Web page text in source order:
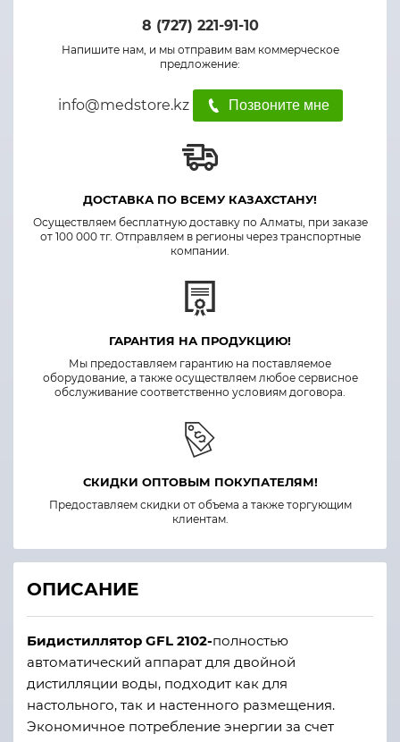
8 (727) 221-91-10
Напишите нам, и мы отправим вам коммерческое
предложение:
info@medstore.kz Позвоните мне
ДОСТАВКА ПО ВСЕМУ КАЗАХСТАНУ!
Осуществляем бесплатную доставку по Алматы, при заказе
от 100 000 тг. Отправляем в регионы через транспортные
компании.
ГАРАНТИЯ НА ПРОДУКЦИЮ!
Мы предоставляем гарантию на поставляемое
оборудование, а также осуществляем любое сервисное
обслуживание соответственно условиям договора.
СКИДКИ ОПТОВЫМ ПОКУПАТЕЛЯМ!
Предоставляем скидки от объема а также торгующим
клиентам.
ОПИСАНИЕ
Бидистиллятор GFL 2102-полностью
автоматический аппарат для двойной
дистилляции воды, подходит как для
настольного, так и настенного размещения.
Экономичное потребление энергии за счет